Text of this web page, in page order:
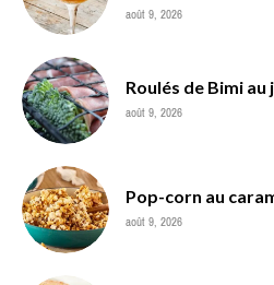
août 9, 2026
Roulés de Bimi
août 9, 2026
Pop-corn au
août 9, 2026